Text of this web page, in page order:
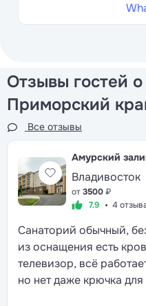
Отзывы гостей
Приморский
Все отзывы
Амурский
Владивосток
от3500₽
7.9
4
Санаторий обычный,
из оснащения есть
телевизор, всё
но нет даже крючка